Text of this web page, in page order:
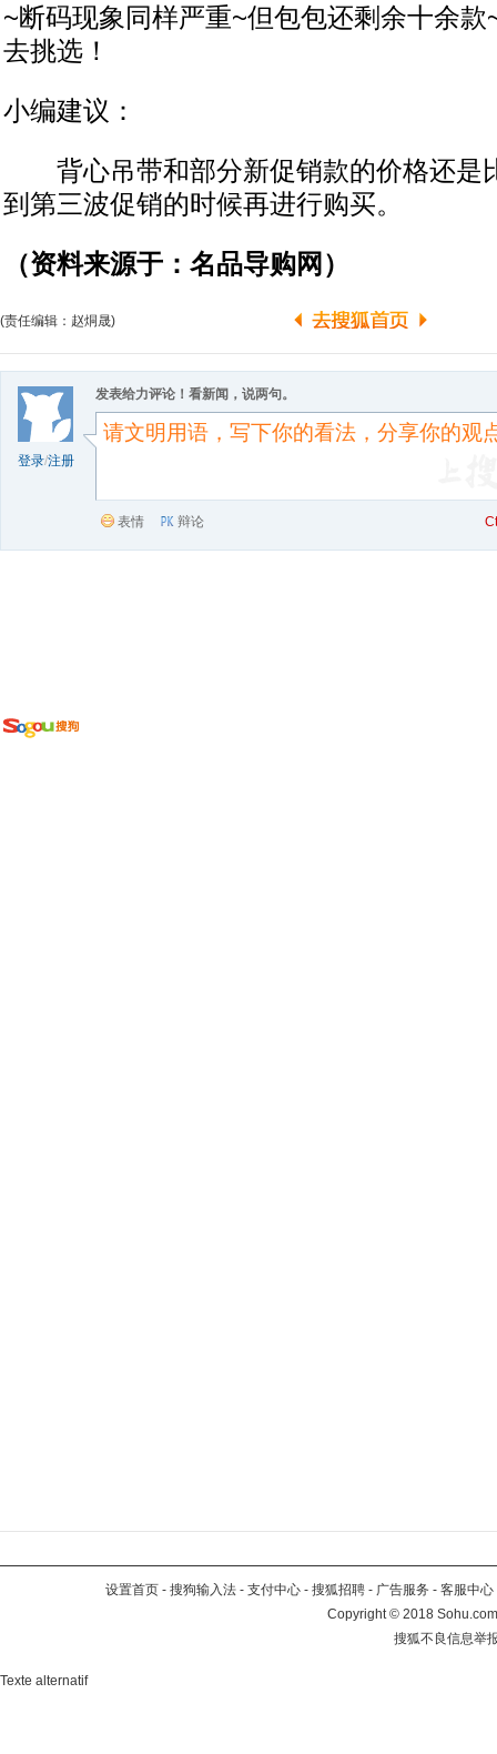
~断码现象同样严重~但包包还剩余十余
去挑选！
小编建议：
背心吊带和部分新促销款的价格还是
到第三波促销的时候再进行购买。
（资料来源于：名品导购网）
(责任编辑：赵烔晟)
登录/注册
发表给力评论！看新闻，说两句。
表情 辩论
设置首页 - 搜狗输入法 - 支付中心 - 搜狐招聘 - 广告服务 - 客服中心
Copyright©2018
搜狐不良信息举
Texte alternatif